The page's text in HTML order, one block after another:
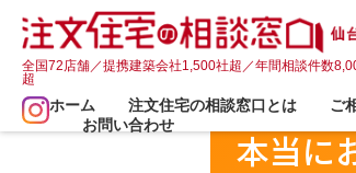
全国72店舗／提携建築会社1,500社超／年間相談件数
超
ホーム 注文住宅の相談窓口とは ご
お問い合わせ
2026年版｜宮城
アイ工
本当に